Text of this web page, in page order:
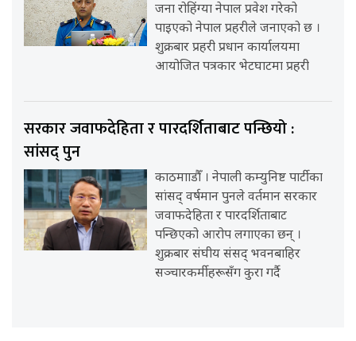
जना रोहिंग्या नेपाल प्रवेश गरेको
पाइएको नेपाल प्रहरीले जनाएको छ ।
शुक्रबार प्रहरी प्रधान कार्यालयमा
आयोजित पत्रकार भेटघाटमा प्रहरी
सरकार जवाफदेहिता र पारदर्शिताबाट पन्छियो :
सांसद् पुन
काठमााडौँ । नेपाली कम्युनिष्ट पार्टीका
सांसद् वर्षमान पुनले वर्तमान सरकार
जवाफदेहिता र पारदर्शिताबाट
पन्छिएको आरोप लगाएका छन् ।
शुक्रबार संघीय संसद् भवनबाहिर
सञ्चारकर्मीहरूसँग कुरा गर्दै